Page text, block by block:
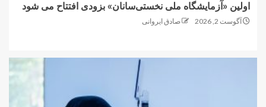
اولین «آزمایشگاه ملی نخستی‌سانان» بزودی افتتاح می شود
آگوست 2, 2026 صادق ایروانی